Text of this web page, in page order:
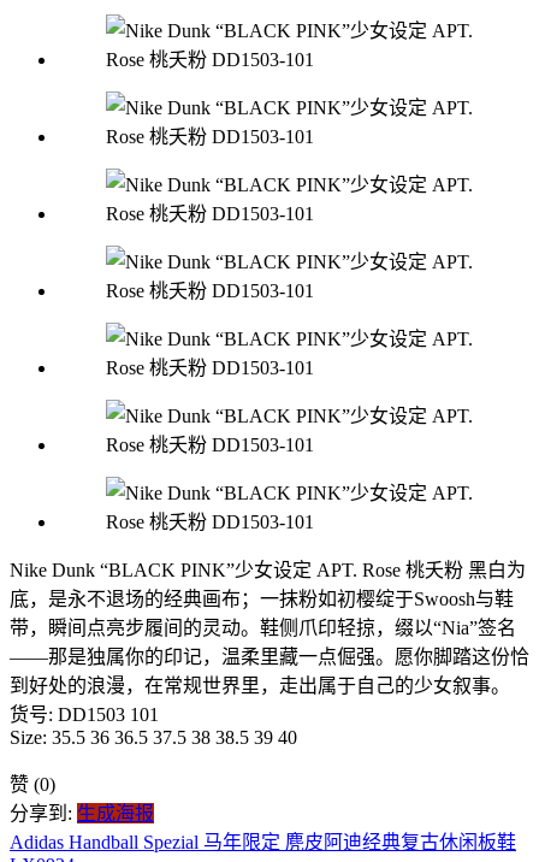
Nike Dunk “BLACK PINK”少女设定 APT. Rose 桃夭粉 黑白为
底，是永不退场的经典画布；一抹粉如初樱绽于Swoosh与鞋
带，瞬间点亮步履间的灵动。鞋侧爪印轻掠，缀以“Nia”签名
——那是独属你的印记，温柔里藏一点倔强。愿你脚踏这份恰
到好处的浪漫，在常规世界里，走出属于自己的少女叙事。
货号: DD1503 101
Size: 35.5 36 36.5 37.5 38 38.5 39 40
赞 (0)
分享到: 生成海报
Adidas Handball Spezial 马年限定 麂皮阿迪经典复古休闲板鞋